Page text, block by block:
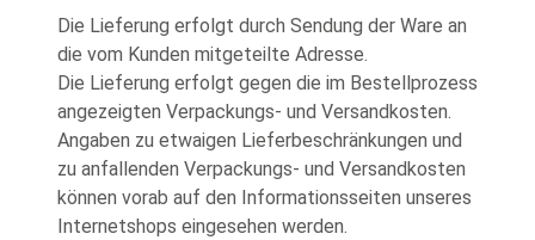
Die Lieferung erfolgt durch Sendung der Ware an
die vom Kunden mitgeteilte Adresse.
Die Lieferung erfolgt gegen die im Bestellprozess
angezeigten Verpackungs- und Versandkosten.
Angaben zu etwaigen Lieferbeschränkungen und
zu anfallenden Verpackungs- und Versandkosten
können vorab auf den Informationsseiten unseres
Internetshops eingesehen werden.